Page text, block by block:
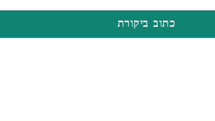
כתוב ביקורת